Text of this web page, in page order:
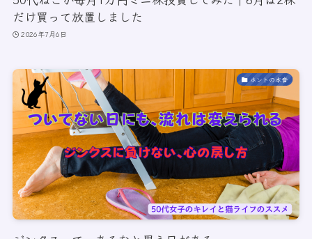
だけ買って放置しました
2026年7月6日
ホントの本音